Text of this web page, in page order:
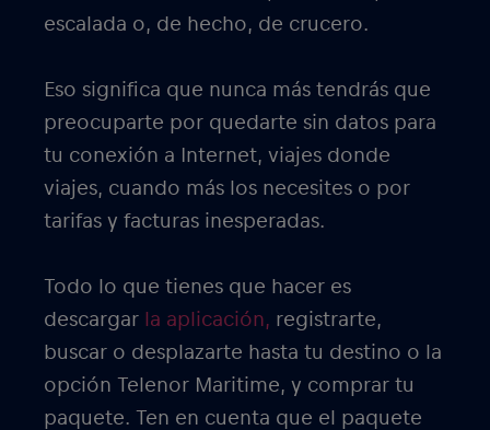
escalada o, de hecho, de crucero.
Eso significa que nunca más tendrás que
preocuparte por quedarte sin datos para
tu conexión a Internet, viajes donde
viajes, cuando más los necesites o por
tarifas y facturas inesperadas.
Todo lo que tienes que hacer es
descargar la aplicación, registrarte,
buscar o desplazarte hasta tu destino o la
opción Telenor Maritime, y comprar tu
paquete. Ten en cuenta que el paquete